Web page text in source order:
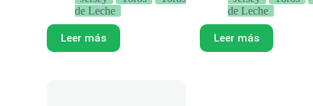
de Leche
Leer más
de Leche
Leer más